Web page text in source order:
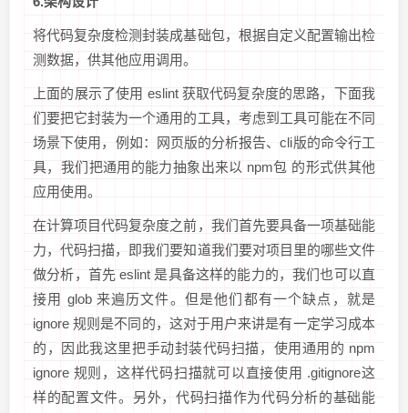
将代码复杂度检测封装成基础包，根据自定义配置输出检
测数据，供其他应用调用。
上面的展示了使用 eslint 获取代码复杂度的思路，下面我
们要把它封装为一个通用的工具，考虑到工具可能在不同
场景下使用，例如：网页版的分析报告、cli版的命令行工
具，我们把通用的能力抽象出来以 npm包 的形式供其他
应用使用。
在计算项目代码复杂度之前，我们首先要具备一项基础能
力，代码扫描，即我们要知道我们要对项目里的哪些文件
做分析，首先 eslint 是具备这样的能力的，我们也可以直
接用 glob 来遍历文件。但是他们都有一个缺点，就是
ignore 规则是不同的，这对于用户来讲是有一定学习成本
的，因此我这里把手动封装代码扫描，使用通用的 npm
ignore 规则，这样代码扫描就可以直接使用 .gitignore这
样的配置文件。另外，代码扫描作为代码分析的基础能